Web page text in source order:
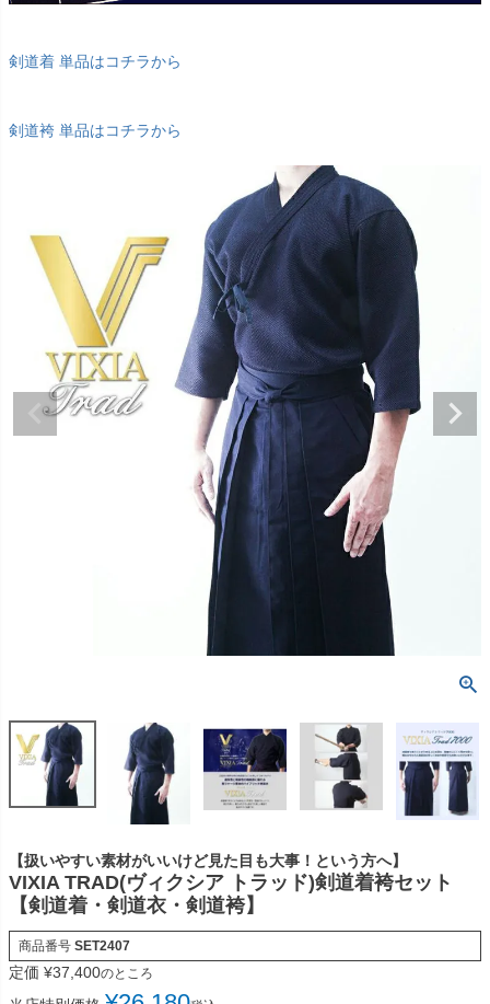
剣道着 単品はコチラから
剣道袴 単品はコチラから
【扱いやすい素材がいいけど見た目も大事！という方へ】
VIXIA TRAD(ヴィクシア トラッド)剣道着袴セット
【剣道着・剣道衣・剣道袴】
商品番号 SET2407
定価 ¥37,400のところ